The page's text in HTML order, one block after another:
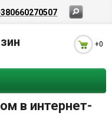
+0
в интернет-